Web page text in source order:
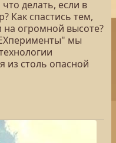
делать, если в
Как спастись тем,
на огромной высоте?
мы
из столь опасной